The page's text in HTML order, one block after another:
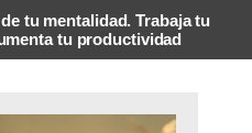
tu mentalidad. Trabaja tu
tu productividad